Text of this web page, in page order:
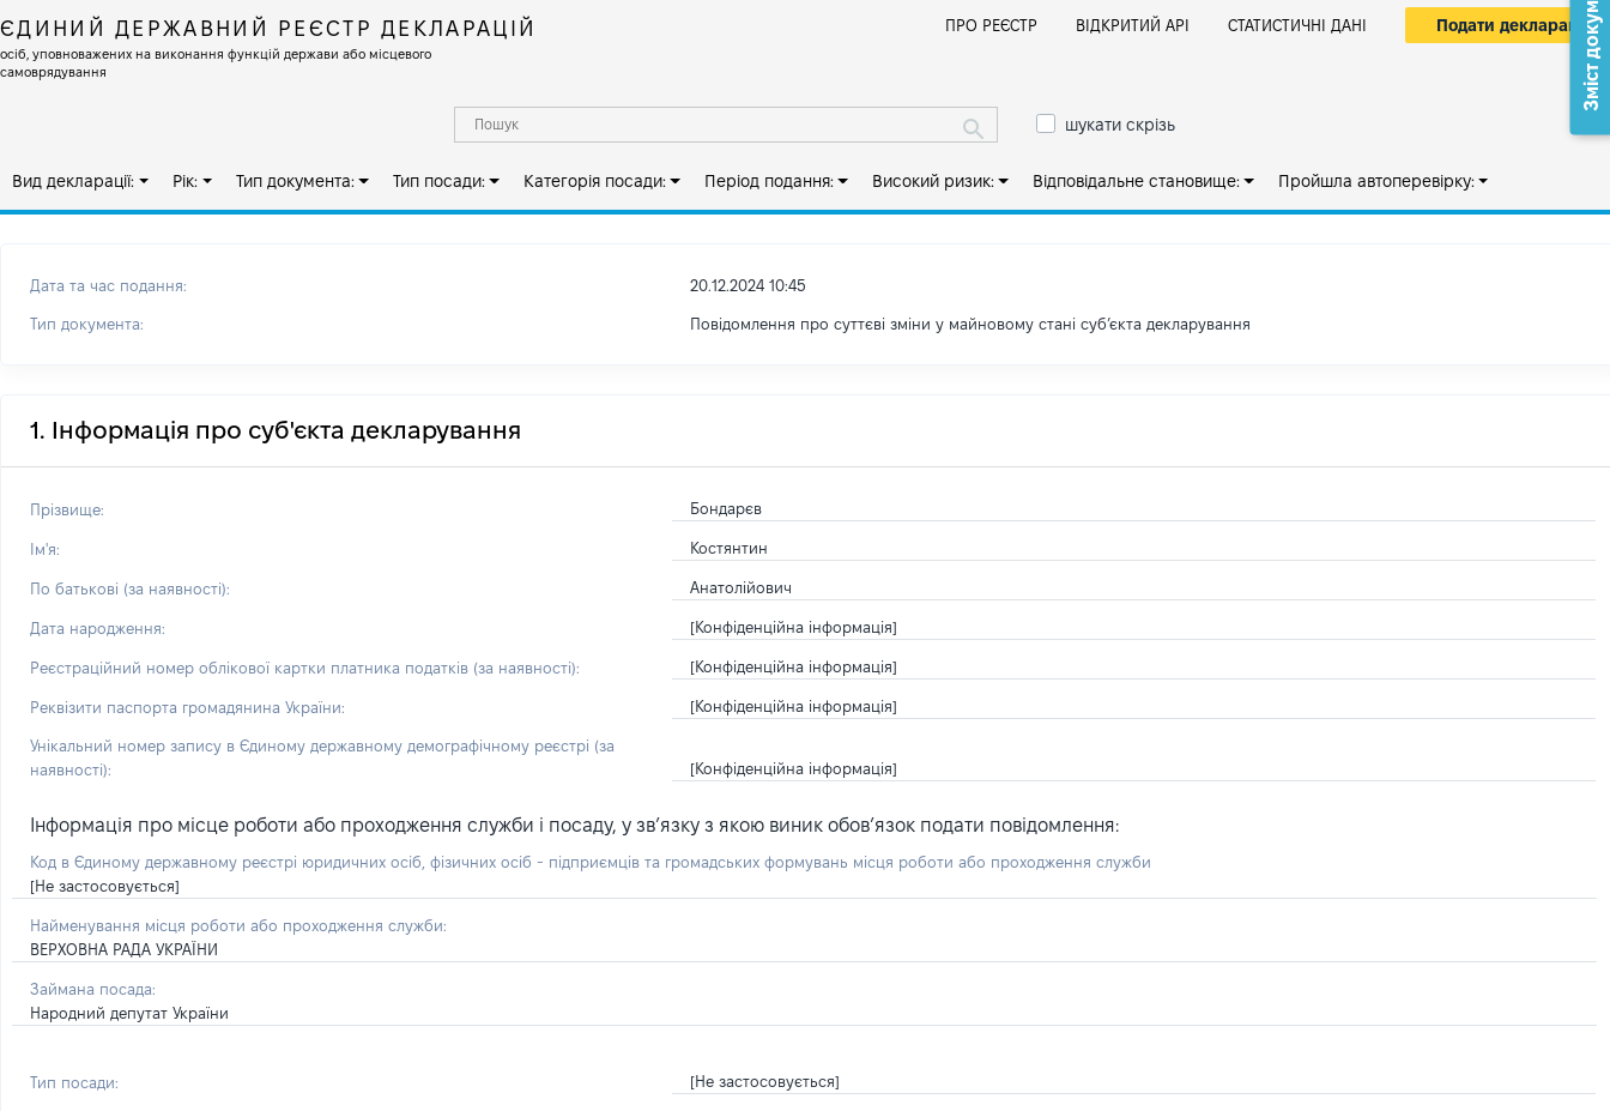
ЄДИНИЙ ДЕРЖАВНИЙ РЕЄСТР ДЕКЛАРАЦІЙ
осіб, уповноважених на виконання функцій держави або місцевого
самоврядування
ПРО РЕЄСТР ВІДКРИТИЙ АРІ СТАТИСТИЧНІ ДАНІ Подати декларацію
шукати скрізь
Вид декларації: Рік: Тип документа: Тип посади: Категорія посади: Період подання: Високий ризик: Відповідальне становище: Пройшла автоперевірку:
Дата та час подання: 20.12.2024 10:45
Тип документа: Повідомлення про суттєві зміни у майновому стані субʼєкта декларування
1. Інформація про суб'єкта декларування
Прізвище: Бондарєв
Ім'я: Костянтин
По батькові (за наявності): Анатолійович
Дата народження: [Конфіденційна інформація]
Реєстраційний номер облікової картки платника податків (за наявності): [Конфіденційна інформація]
Реквізити паспорта громадянина України: [Конфіденційна інформація]
Унікальний номер запису в Єдиному державному демографічному реєстрі (за
наявності):
[Конфіденційна інформація]
Інформація про місце роботи або проходження служби і посаду, у зв’язку з якою виник обов’язок подати повідомлення:
Код в Єдиному державному реєстрі юридичних осіб, фізичних осіб - підприємців та громадських формувань місця роботи або проходження служби
[Не застосовується]
Найменування місця роботи або проходження служби:
ВЕРХОВНА РАДА УКРАЇНИ
Займана посада:
Народний депутат України
Тип посади: [Не застосовується]
Зміст документа